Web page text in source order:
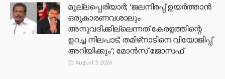
മുല്ലപ്പെരിയാര്‍; ‘ജലനിരപ്പ് ഉയര്‍ത്താന്‍
ഒരുകാരണവശാലും
അനുവദിക്കില്ലെന്നത് കേരളത്തിന്റെ
ഉറച്ച നിലപാട്; തമിഴ്‌നാടിനെ വിയോജിപ്പ്
അറിയിക്കും’; മോന്‍സ് ജോസഫ്
August 5, 2026